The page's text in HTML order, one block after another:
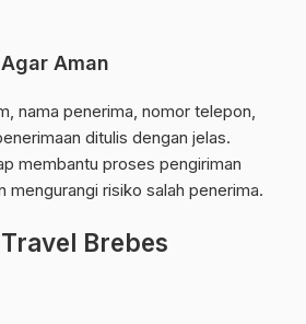
Aman
nama penerima, nomor telepon,
ditulis dengan jelas.
membantu proses pengiriman
mengurangi risiko salah penerima.
Brebes